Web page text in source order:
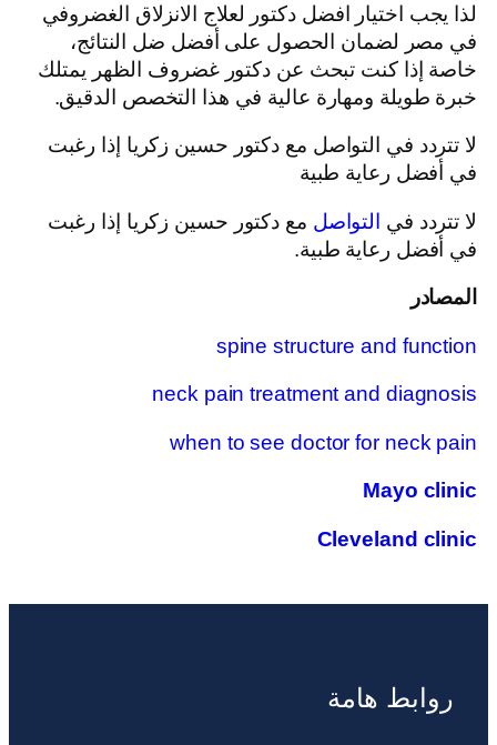
لذا يجب اختيار افضل دكتور لعلاج الانزلاق الغضروفي
في مصر لضمان الحصول على أفضل ضل النتائج،
خاصة إذا كنت تبحث عن دكتور غضروف الظهر يمتلك
خبرة طويلة ومهارة عالية في هذا التخصص الدقيق.
لا تتردد في التواصل مع دكتور حسين زكريا إذا رغبت
في أفضل رعاية طبية
لا تتردد في التواصل مع دكتور حسين زكريا إذا رغبت
في أفضل رعاية طبية.
المصادر
spine structure and function
neck pain treatment and diagnosis
when to see doctor for neck pain
Mayo clinic
Cleveland clinic
روابط هامة